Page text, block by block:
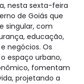
nesta sexta-feira
de Goiás que
singular, com
educação,
negócios. Os
espaço urbano,
fomentam
projetando a